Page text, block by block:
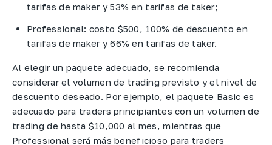
tarifas de maker y 53% en tarifas de taker;
Professional: costo $500, 100% de descuento en
tarifas de maker y 66% en tarifas de taker.
Al elegir un paquete adecuado, se recomienda
considerar el volumen de trading previsto y el nivel de
descuento deseado. Por ejemplo, el paquete Basic es
adecuado para traders principiantes con un volumen de
trading de hasta $10,000 al mes, mientras que
Professional será más beneficioso para traders